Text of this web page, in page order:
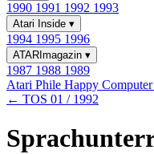
1990 1991 1992 1993
Atari Inside ▾
1994 1995 1996
ATARImagazin ▾
1987 1988 1989
Atari Phile Happy Computer
← TOS 01 / 1992